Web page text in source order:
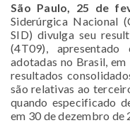
São Paulo, 25 de
Siderúrgica Nacional
SID) divulga seu
(4T09),
adotadas no Brasil,
resultados
são relativas ao
quando especificado
em 30 de dezembro de